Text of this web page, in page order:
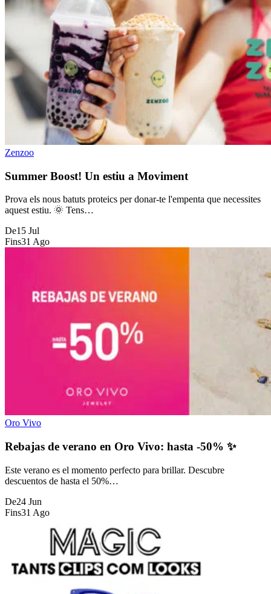
Zenzoo
Summer Boost! Un estiu a Moviment
Prova els nous batuts proteics per donar-te l'empenta que necessites
aquest estiu. 🌞 Tens…
De15 Jul
Fins31 Ago
Oro Vivo
Rebajas de verano en Oro Vivo: hasta -50% ✨
Este verano es el momento perfecto para brillar. Descubre
descuentos de hasta el 50%…
De24 Jun
Fins31 Ago